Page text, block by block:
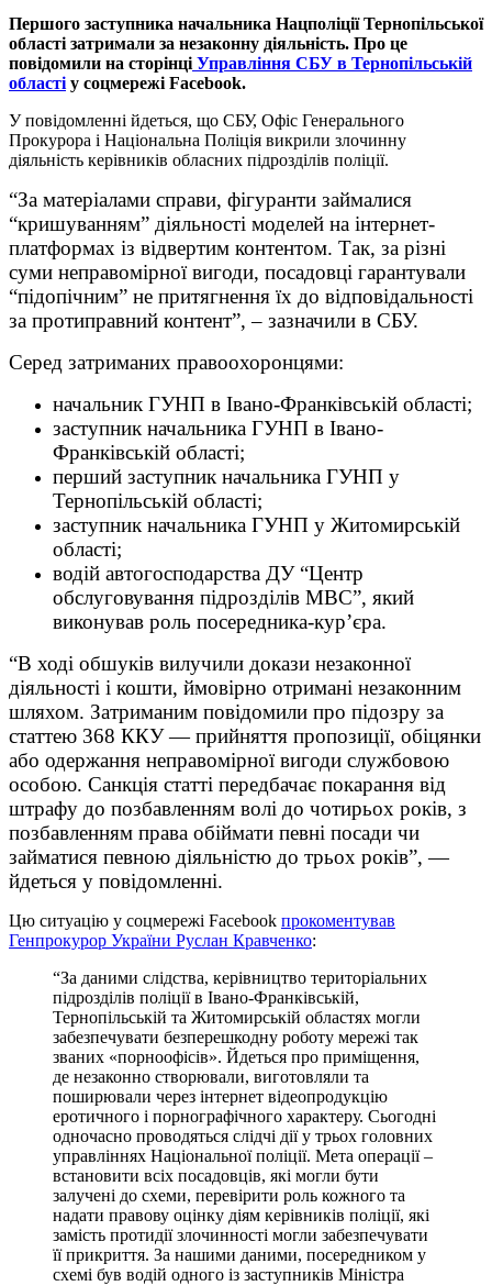
Першого заступника начальника Нацполіції Тернопільської
області затримали за незаконну діяльність. Про це
повідомили на сторінці Управління СБУ в Тернопільській
області у соцмережі Facebook.
У повідомленні йдеться, що СБУ, Офіс Генерального
Прокурора і Національна Поліція викрили злочинну
діяльність керівників обласних підрозділів поліції.
“За матеріалами справи, фігуранти займалися
“кришуванням” діяльності моделей на інтернет-
платформах із відвертим контентом. Так, за різні
суми неправомірної вигоди, посадовці гарантували
“підопічним” не притягнення їх до відповідальності
за протиправний контент”, – зазначили в СБУ.
Серед затриманих правоохоронцями:
начальник ГУНП в Івано-Франківській області;
заступник начальника ГУНП в Івано-
Франківській області;
перший заступник начальника ГУНП у
Тернопільській області;
заступник начальника ГУНП у Житомирській
області;
водій автогосподарства ДУ “Центр
обслуговування підрозділів МВС”, який
виконував роль посередника-кур’єра.
“В ході обшуків вилучили докази незаконної
діяльності і кошти, ймовірно отримані незаконним
шляхом. Затриманим повідомили про підозру за
статтею 368 ККУ— прийняття пропозиції, обіцянки
або одержання неправомірної вигоди службовою
особою. Санкція статті передбачає покарання від
штрафу до позбавленням волі до чотирьох років, з
позбавленням права обіймати певні посади чи
займатися певною діяльністю до трьох років”, —
йдеться у повідомленні.
Цю ситуацію у соцмережі Facebook прокоментував
Генпрокурор України Руслан Кравченко:
“За даними слідства, керівництво територіальних
підрозділів поліції в Івано-Франківській,
Тернопільській та Житомирській областях могли
забезпечувати безперешкодну роботу мережі так
званих «порноофісів». Йдеться про приміщення,
де незаконно створювали, виготовляли та
поширювали через інтернет відеопродукцію
еротичного і порнографічного характеру. Сьогодні
одночасно проводяться слідчі дії у трьох головних
управліннях Національної поліції. Мета операції –
встановити всіх посадовців, які могли бути
залучені до схеми, перевірити роль кожного та
надати правову оцінку діям керівників поліції, які
замість протидії злочинності могли забезпечувати
її прикриття. За нашими даними, посередником у
схемі був водій одного із заступників Міністра